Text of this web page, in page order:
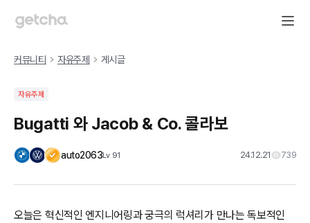
커뮤니티 자유주제 게시글
자유주제
Bugatti 와 Jacob & Co. 콜라보
auto2063Lv 91 24.12.21 739
오늘은 혁신적인 엔지니어링과 궁극의 럭셔리가 만나는 독보적인